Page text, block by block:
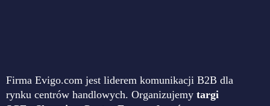
Firma Evigo.com jest liderem komunikacji B2B dla
rynku centrów handlowych. Organizujemy targi